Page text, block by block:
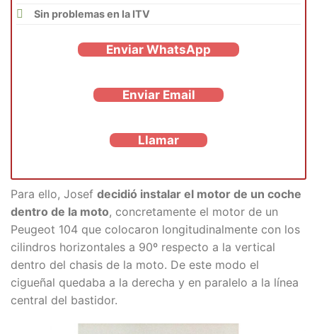
Sin problemas en la ITV
Enviar WhatsApp
Enviar Email
Llamar
Para ello, Josef decidió instalar el motor de un coche
dentro de la moto, concretamente el motor de un
Peugeot 104 que colocaron longitudinalmente con los
cilindros horizontales a 90º respecto a la vertical
dentro del chasis de la moto. De este modo el
cigueñal quedaba a la derecha y en paralelo a la línea
central del bastidor.